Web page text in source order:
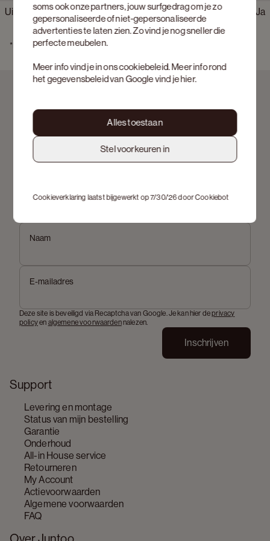
soms ook onze partners, jouw surfgedrag om je zo
gepersonaliseerde of niet-gepersonaliseerde
advertenties te laten zien. Zo vind je nog sneller die
perfecte meubelen.
Meer info vind je in onscookiebeleid. Meer info rond
het gegevensbeleid van Google vind jehier.
Alles toestaan
Stel voorkeuren in
Cookieverklaring laatst bijgewerkt op 7/30/26 doorCookiebot
Uit voorraad leverbaar
Ja
Geschatte levertermijn
Levering mogelijk binnen 0 - 1 weken
*Bekijk hier de actievoorwaarden
Support
Levering en montage
Status van mijn bestelling
Garantie
Onderhoud
All-in House service
Retourneren
My Account
Actievoorwaarden
Algemene voorwaarden
FAQ
Schrijf je in op onze nieuwsbrief
Voornaam
Naam
E-mailadres
Deze site is beveiligd via Recaptcha van Google. Je kan hier deprivacy
policyen algemene voorwaardennalezen.
Inschrijven